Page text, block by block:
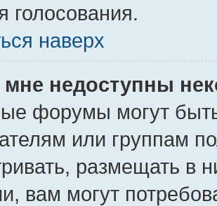
голосования.
наверх
мне недоступны
форумы могут
или группам
размещать в
вам могут